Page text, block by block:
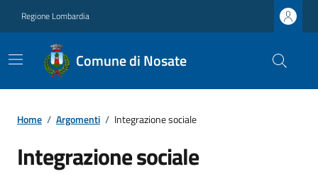
Regione Lombardia
Comune di Nosate
Home / Argomenti / Integrazione sociale
Integrazione sociale